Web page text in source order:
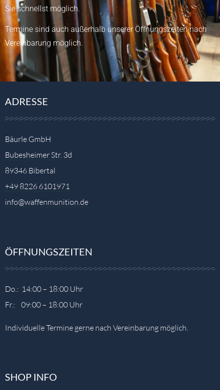
Sie schnellst möglich.
Termine sind auch außerhalb unserer Öffnungszeiten nach
Vereinbarung möglich.
ADRESSE
Bäurle GmbH
Bubesheimer Str. 3d
89346 Bibertal
+49 8226 6101971
info@waffenmunition.de
ÖFFNUNGSZEITEN
Do.: 14:00 – 18:00 Uhr
Fr.: 09:00 – 18:00 Uhr
Individuelle Termine gerne nach Vereinbarung möglich.
SHOP INFO